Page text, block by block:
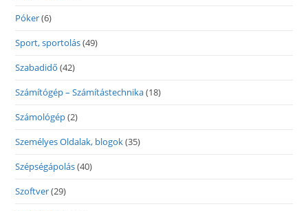
Póker(6)
Sport, sportolás(49)
Szabadidő (42)
Számítógép – Számítástechnika(18)
Számológép(2)
Személyes Oldalak, blogok(35)
Szépségápolás(40)
Szoftver(29)